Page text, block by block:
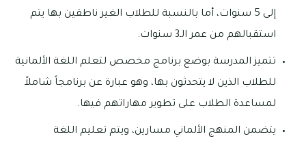
إلى 5 سنوات، أما بالنسبة للطلاب الغير ناطقين بها يتم
استقبالهم من عمر الـ3 سنوات.
تتميز المدرسة بوضع برنامج مخصص لتعلم اللغة الألمانية
للطلاب الذين لا يتحدثون بها، وهو عبارة عن برنامجاً شاملاً
لمساعدة الطلاب على تطوير مهاراتهم فيها.
يتضمن المنهج الألماني مسارين، ويتم تعليم اللغة